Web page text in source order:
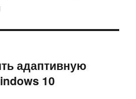
адаптивную
10